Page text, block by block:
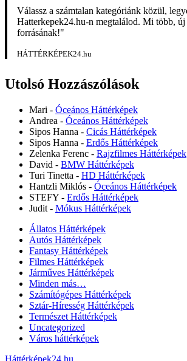
Válassz a számtalan kategóriánk közül,
Hatterkepek24.hu-n megtalálod. Mi több, új
forrásának!"
HÁTTÉRKÉPEK24.hu
Utolsó Hozzászólások
Mari - Óceános Háttérképek
Andrea - Óceános Háttérképek
Sipos Hanna - Cicás Háttérképek
Sipos Hanna - Erdős Háttérképek
Zelenka Ferenc - Rajzfilmes Háttérképek
David - BMW Háttérképek
Turi Tinetta - HD Háttérképek
Hantzli Miklós - Óceános Háttérképek
STEFY - Erdős Háttérképek
Judit - Mókus Háttérképek
Állatos Háttérképek
Autós Háttérképek
Fantasy Háttérképek
Filmes Háttérképek
Járműves Háttérképek
Minden más…
Számítógépes Háttérképek
Sztár-Híresség Háttérképek
Természet Háttérképek
Uncategorized
Város háttérképek
Háttérképek24.hu